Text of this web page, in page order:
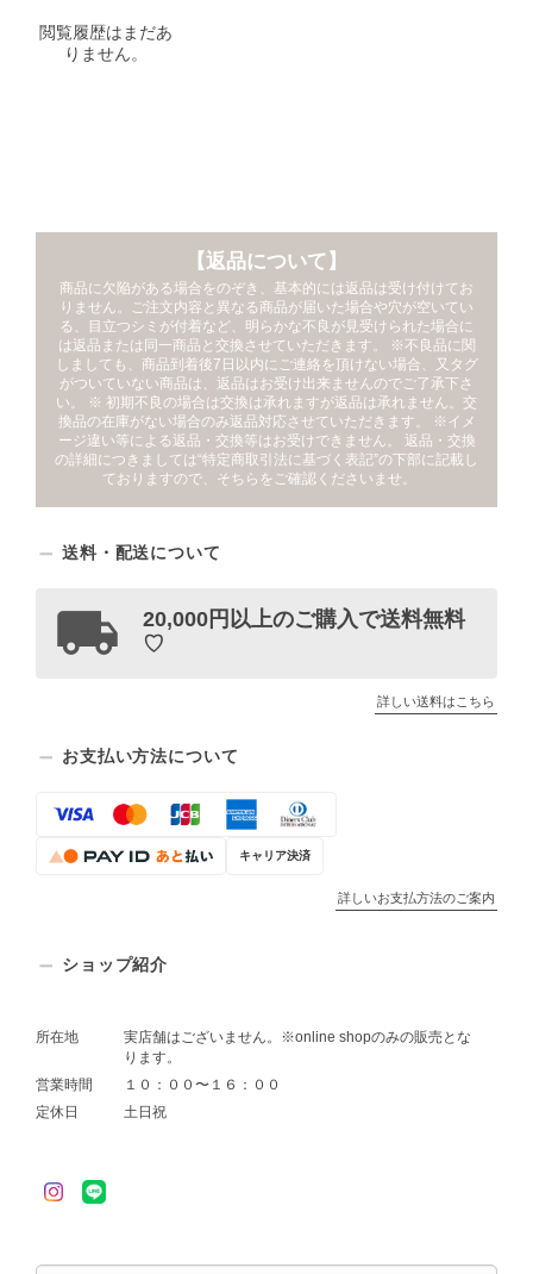
閲覧履歴はまだあ
りません。
【返品について】
商品に欠陥がある場合をのぞき、基本的には返品は受け付けてお
りません。ご注文内容と異なる商品が届いた場合や穴が空いてい
る、目立つシミが付着など、明らかな不良が見受けられた場合に
は返品または同一商品と交換させていただきます。 ※不良品に関
しましても、商品到着後7日以内にご連絡を頂けない場合、又タグ
がついていない商品は、返品はお受け出来ませんのでご了承下さ
い。 ※ 初期不良の場合は交換は承れますが返品は承れません。交
換品の在庫がない場合のみ返品対応させていただきます。 ※イメ
ージ違い等による返品・交換等はお受けできません。 返品・交換
の詳細につきましては“特定商取引法に基づく表記”の下部に記載し
ておりますので、そちらをご確認くださいませ。
送料・配送について
20,000円以上のご購入で送料無料
♡
詳しい送料はこちら
お支払い方法について
キャリア決済
詳しいお支払方法のご案内
ショップ紹介
所在地
実店舗はございません。※online shopのみの販売とな
ります。
営業時間
１０：００〜１６：００
定休日
土日祝